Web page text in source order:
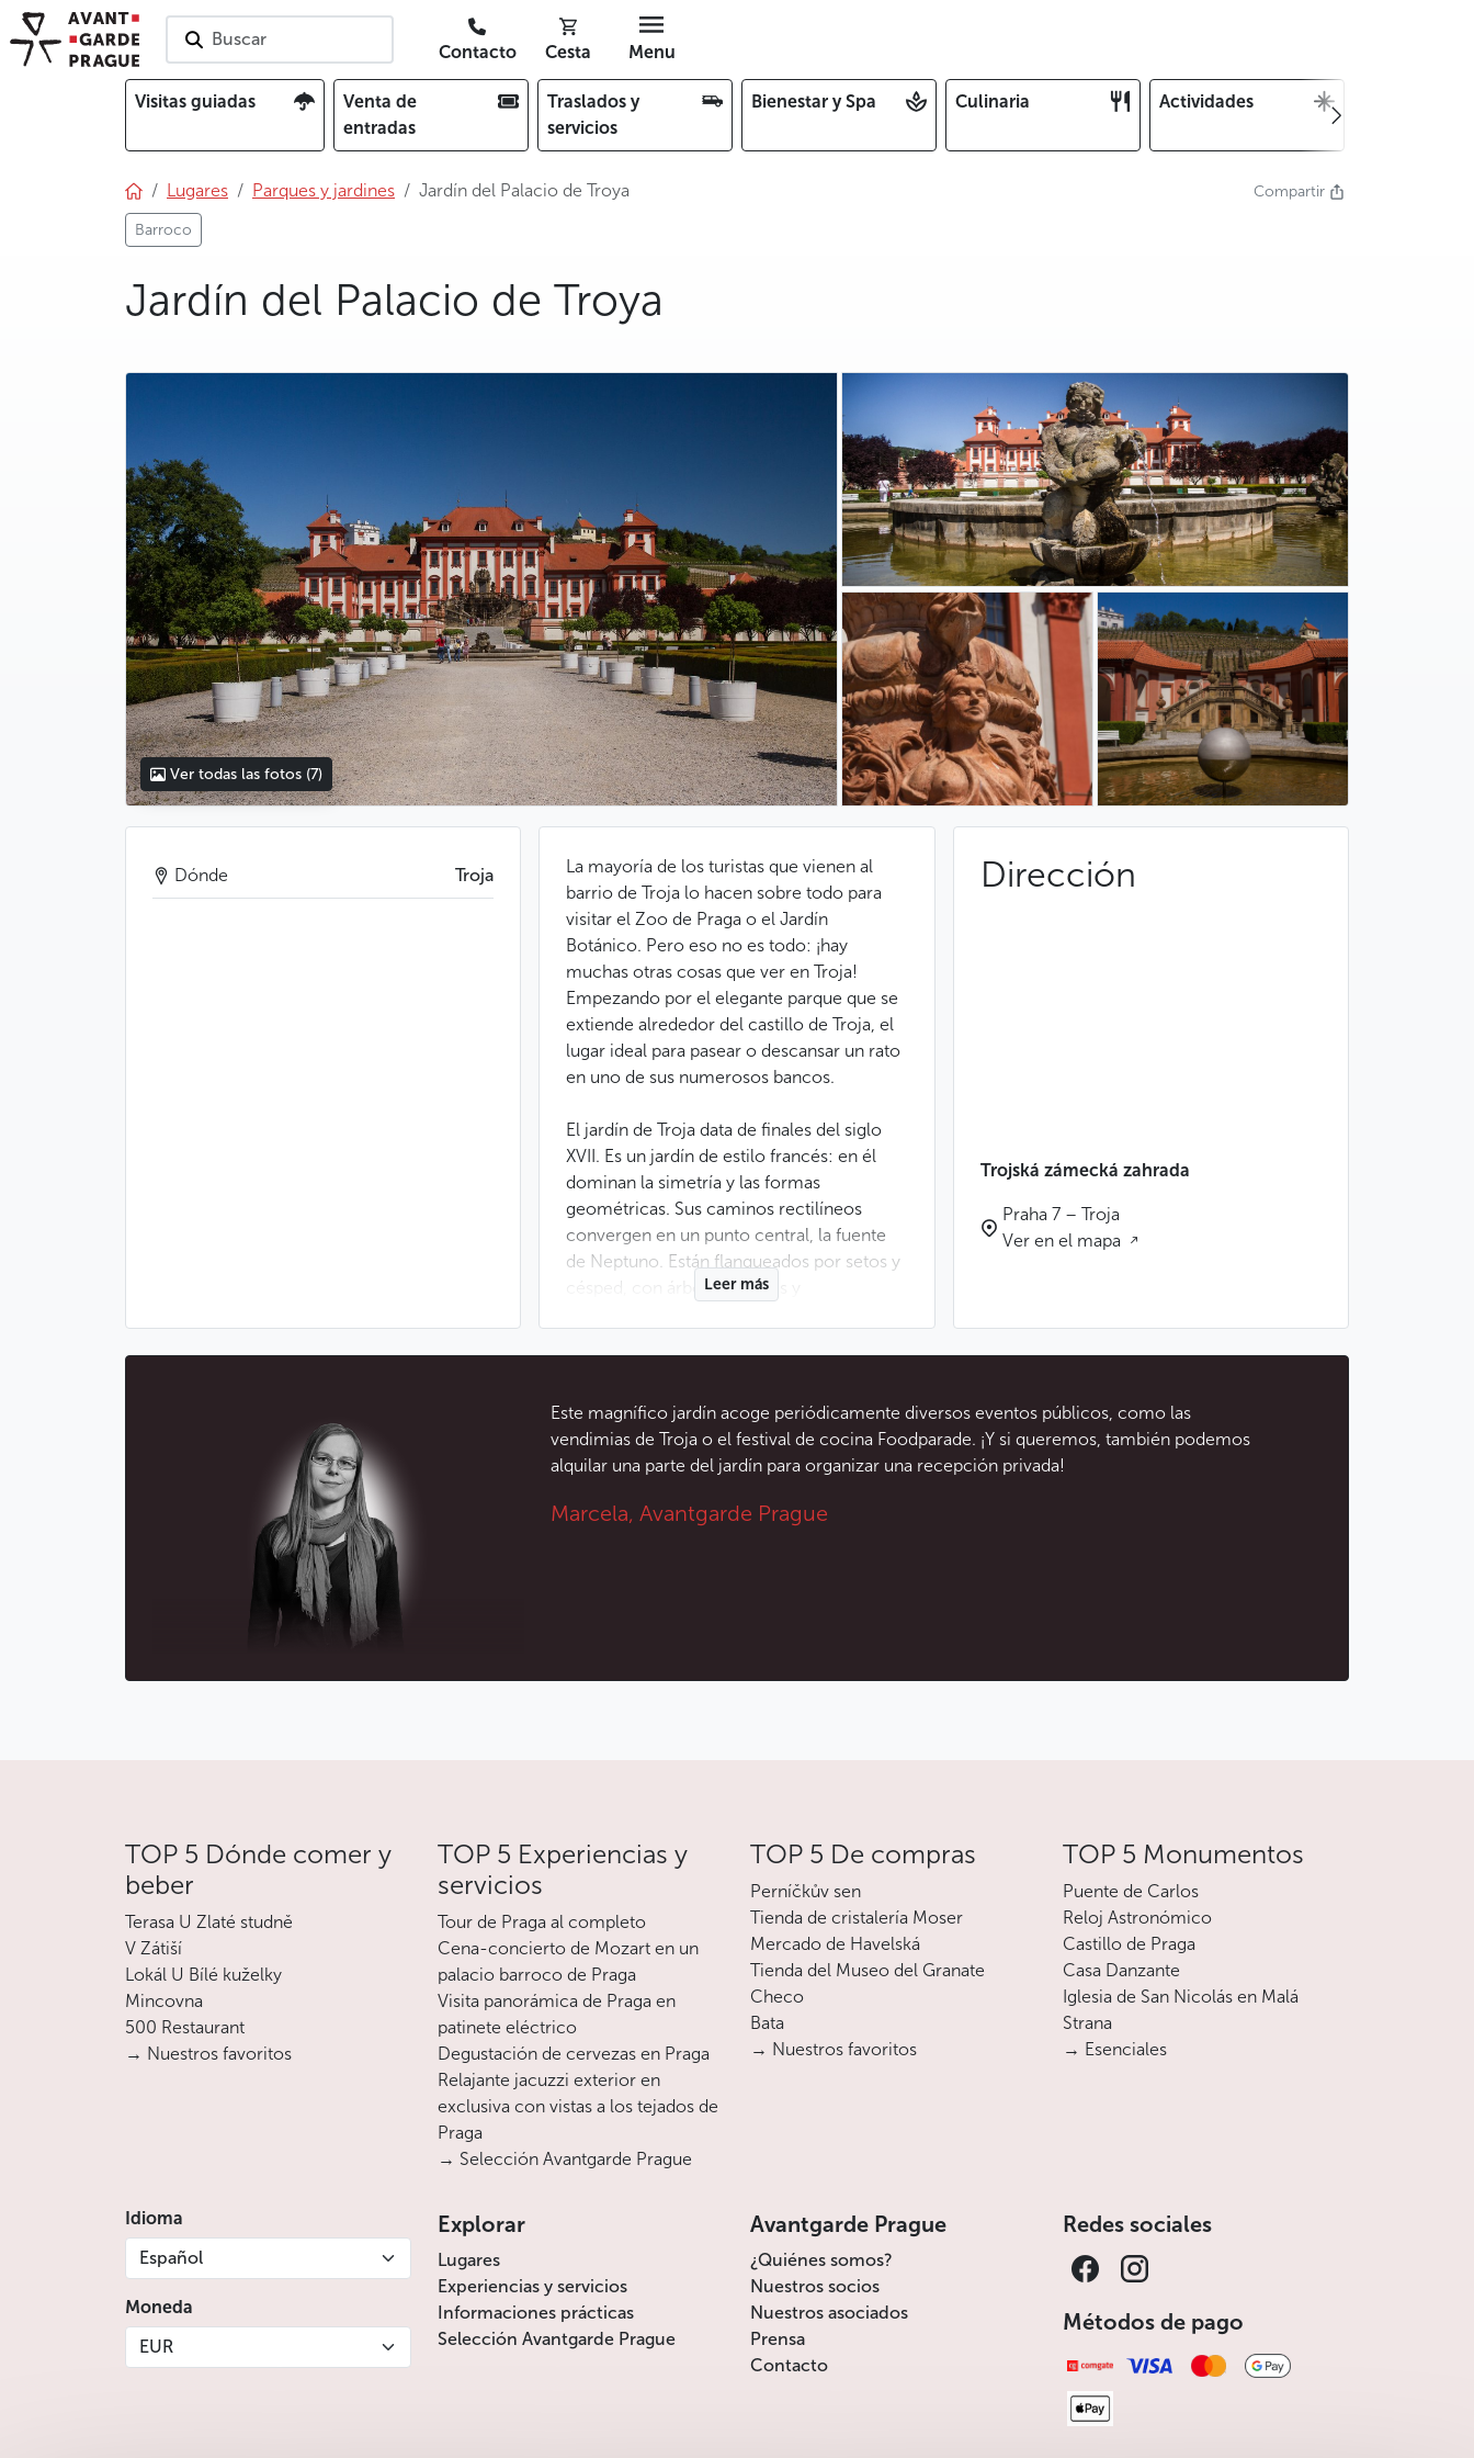
Buscar
Contacto Cesta Menu
Visitas guiadas
Venta de
entradas
Traslados y
servicios
Bienestar y Spa Culinaria Actividades
Lugares Parques y jardines Jardín del Palacio de Troya
Barroco
Compartir
Jardín del Palacio de Troya
photo 5
photo 6
photo 7
Ver todas las fotos (7)
La mayoría de los turistas que vienen al
barrio de Troja lo hacen sobre todo para
visitar el Zoo de Praga o el Jardín
Botánico. Pero eso no es todo: ¡hay
muchas otras cosas que ver en Troja!
Empezando por el elegante parque que se
extiende alrededor del castillo de Troja, el
lugar ideal para pasear o descansar un rato
en uno de sus numerosos bancos.
El jardín de Troja data de finales del siglo
XVII. Es un jardín de estilo francés: en él
dominan la simetría y las formas
geométricas. Sus caminos rectilíneos
convergen en un punto central, la fuente
de Neptuno. Están flanqueados por setos y
césped, con árboles frutales y
superior. Uno de los elementos más
espectaculares del jardín es, sin duda
alguna, la escalera monumental de dos
que está decorada con esculturas
Cerca del palacio, encontramos el viñedo
parte del Jardín Botánico de Praga.
La entrada al jardín del castillo de Troja es
gratuita durante el horario de apertura del
palacio. Es posible visitarlo sin acceder al
interior del palacio y aprovechar para dar
un paseo por el parque de Stromovka, que
se encuentra no lejos de aquí.
Leer más
Dónde Troja Dirección
Trojská zámecká zahrada
Praha 7 – Troja
Ver en el mapa
Este magnífico jardín acoge periódicamente diversos eventos públicos, como las
vendimias de Troja o el festival de cocina Foodparade. ¡Y si queremos, también podemos
alquilar una parte del jardín para organizar una recepción privada!
Marcela, Avantgarde Prague
TOP 5 Dónde comer y
beber
Terasa U Zlaté studně
V Zátiší
Lokál U Bílé kuželky
Mincovna
500 Restaurant
→ Nuestros favoritos
TOP 5 Experiencias y
servicios
Tour de Praga al completo
Cena-concierto de Mozart en un
palacio barroco de Praga
Visita panorámica de Praga en
patinete eléctrico
Degustación de cervezas en Praga
Relajante jacuzzi exterior en
exclusiva con vistas a los tejados de
Praga
→ Selección Avantgarde Prague
TOP 5 De compras
Perníčkův sen
Tienda de cristalería Moser
Mercado de Havelská
Tienda del Museo del Granate
Checo
Bata
→ Nuestros favoritos
TOP 5 Monumentos
Puente de Carlos
Reloj Astronómico
Castillo de Praga
Casa Danzante
Iglesia de San Nicolás en Malá
Strana
→ Esenciales
Idioma
Español
Moneda
EUR
Explorar
Lugares
Experiencias y servicios
Informaciones prácticas
Selección Avantgarde Prague
Avantgarde Prague
¿Quiénes somos?
Nuestros socios
Nuestros asociados
Prensa
Contacto
Redes sociales
Métodos de pago